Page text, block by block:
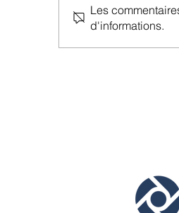
Les
d'informations.